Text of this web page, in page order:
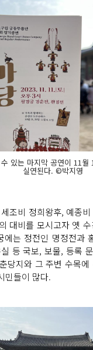
있는 마지막 공연이 11월
실연된다. ©박지영
조비 정희왕후, 예종
대비를 모시고자 옛 수
에는 정전인 명정전과
등 국보, 보물, 등록
당지와 그 주변 수목
민들이 많다.